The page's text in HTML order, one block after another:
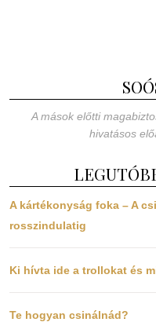
A mások előtti
hivatásos
A kártékonyság foka – A
rosszindulatig
Ki hívta ide a trollokat és
Te hogyan csinálnád?